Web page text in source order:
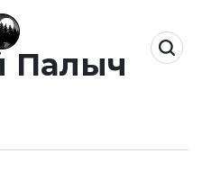
Палыч